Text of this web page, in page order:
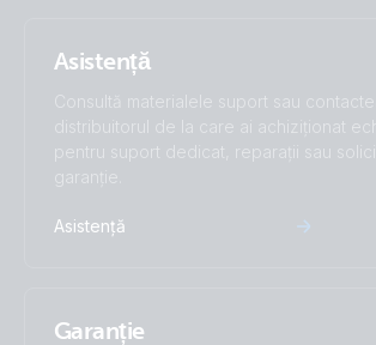
Asistență
Consultă materialele suport sau
distribuitorul de la care ai achiziționat
pentru suport dedicat, reparații sau
garanție.
Asistență
Garanție